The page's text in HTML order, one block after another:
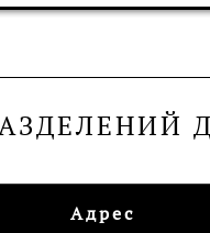
Адрес